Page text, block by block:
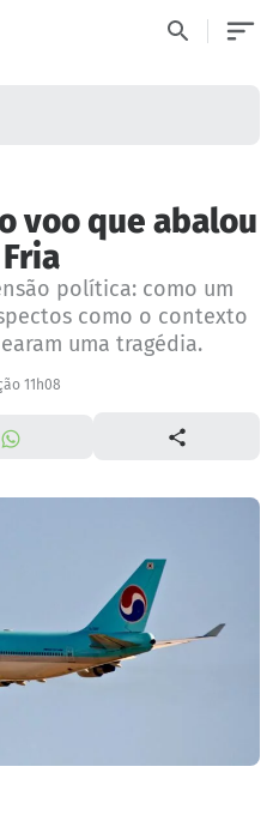
voo que abalou
política: como um
como o contexto
uma tragédia.
11h08